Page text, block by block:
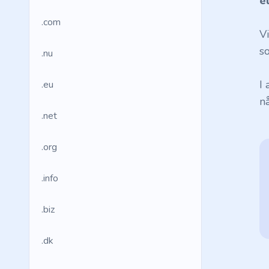
.com
.nu
.eu
.net
.org
.info
.biz
.dk
I